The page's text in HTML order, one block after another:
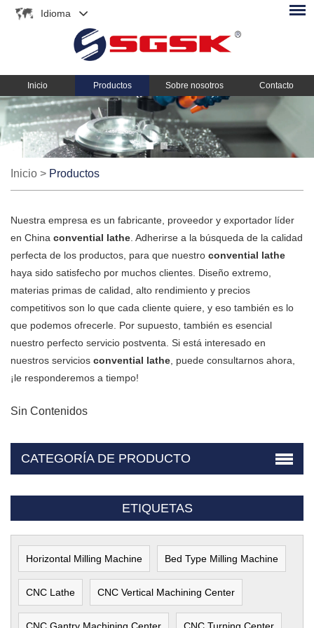
Idioma
Inicio Productos Sobre nosotros Contacto
Inicio > Productos
Nuestra empresa es un fabricante, proveedor y exportador líder
en China convential lathe . Adherirse a la búsqueda de la calidad
perfecta de los productos, para que nuestro convential lathe
haya sido satisfecho por muchos clientes. Diseño extremo,
materias primas de calidad, alto rendimiento y precios
competitivos son lo que cada cliente quiere, y eso también es lo
que podemos ofrecerle. Por supuesto, también es esencial
nuestro perfecto servicio postventa. Si está interesado en
nuestros servicios convential lathe , puede consultarnos ahora,
¡le responderemos a tiempo!
Sin Contenidos
CATEGORÍA DE PRODUCTO
ETIQUETAS
Horizontal Milling Machine Bed Type Milling Machine
CNC Lathe CNC Vertical Machining Center
CNC Gantry Machining Center CNC Turning Center